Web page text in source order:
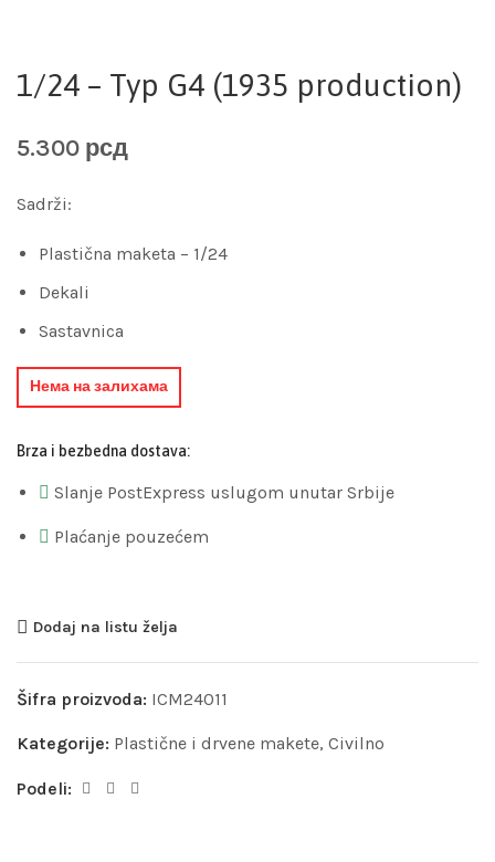
1/24 – Typ G4 (1935 production)
5.300 рсд
Sadrži:
Plastična maketa – 1/24
Dekali
Sastavnica
Нема на залихама
Brza i bezbedna dostava:
Slanje PostExpress uslugom unutar Srbije
Plaćanje pouzećem
Dodaj na listu želja
Šifra proizvoda: ICM24011
Kategorije: Plastične i drvene makete, Civilno
Podeli: